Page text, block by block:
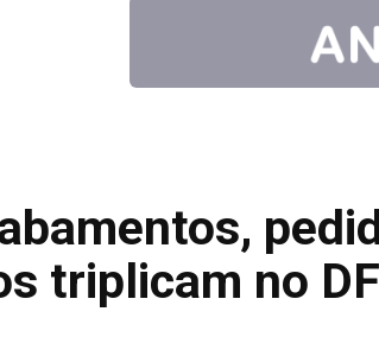
triplicam no DF